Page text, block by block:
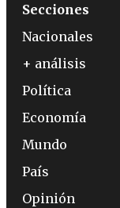
Secciones
Nacionales
+ análisis
Política
Economía
Mundo
País
Opinión